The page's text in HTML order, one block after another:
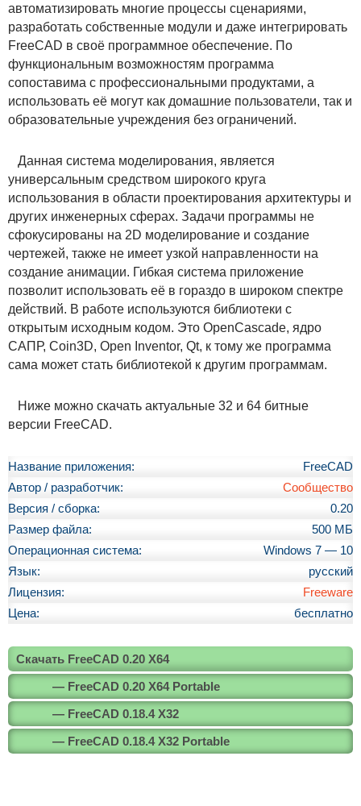
автоматизировать многие процессы сценариями,
разработать собственные модули и даже интегрировать
FreeCAD в своё программное обеспечение. По
функциональным возможностям программа
сопоставима с профессиональными продуктами, а
использовать её могут как домашние пользователи, так и
образовательные учреждения без ограничений.
Данная система моделирования, является
универсальным средством широкого круга
использования в области проектирования архитектуры и
других инженерных сферах. Задачи программы не
сфокусированы на 2D моделирование и создание
чертежей, также не имеет узкой направленности на
создание анимации. Гибкая система приложение
позволит использовать её в гораздо в широком спектре
действий. В работе используются библиотеки с
открытым исходным кодом. Это OpenCascade, ядро
САПР, Coin3D, Open Inventor, Qt, к тому же программа
сама может стать библиотекой к другим программам.
Ниже можно скачать актуальные 32 и 64 битные
версии FreeCAD.
Название приложения:
FreeCAD
Автор / разработчик:
Сообщество
Версия / сборка:
0.20
Размер файла:
500 МБ
Операционная система:
Windows 7 — 10
Язык:
русский
Лицензия:
Freeware
Цена:
бесплатно
Скачать FreeCAD 0.20 X64
— FreeCAD 0.20 X64 Portable
— FreeCAD 0.18.4 X32
— FreeCAD 0.18.4 X32 Portable